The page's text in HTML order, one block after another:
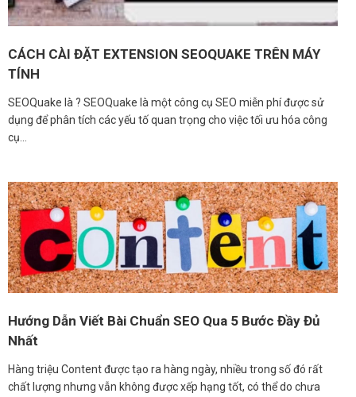
CÁCH CÀI ĐẶT EXTENSION SEOQUAKE TRÊN MÁY
TÍNH
SEOQuake là ? SEOQuake là một công cụ SEO miễn phí được sử
dụng để phân tích các yếu tố quan trọng cho việc tối ưu hóa công
cụ…
Hướng Dẫn Viết Bài Chuẩn SEO Qua 5 Bước Đầy Đủ
Nhất
Hàng triệu Content được tạo ra hàng ngày, nhiều trong số đó rất
chất lượng nhưng vẫn không được xếp hạng tốt, có thể do chưa